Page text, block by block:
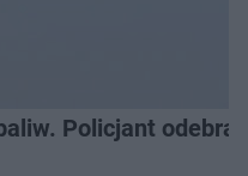
Policjant